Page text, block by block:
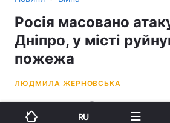
Росія масовано
Дніпро, у місті
пожежа
ЛЮДМИЛА ЖЕРНОВСЬКА
23:19, 11.03.25 2 хв. 36961
RU